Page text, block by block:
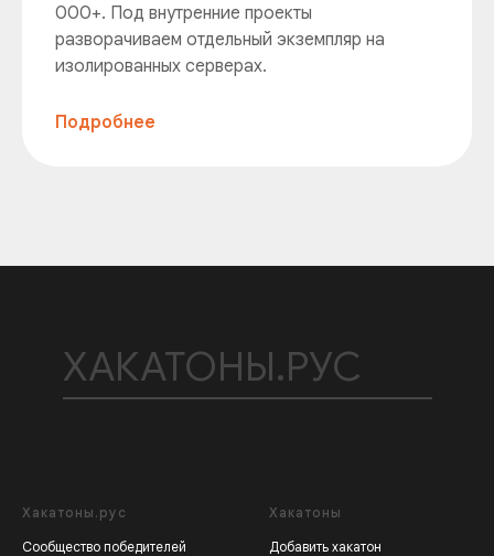
000+. Под внутренние проекты
разворачиваем отдельный экземпляр на
изолированных серверах.
Подробнее
ХАКАТОНЫ.РУС
Хакатоны.рус
Сообщество победителей
Хакатоны
Добавить хакатон